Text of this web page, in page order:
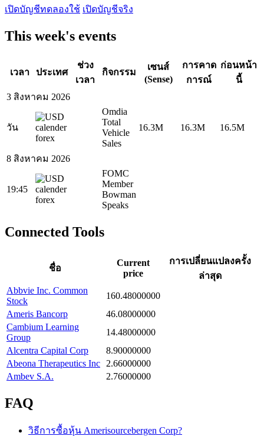
เปิดบัญชีทดลองใช้ เปิดบัญชีจริง
This week's events
เวลา ประเทศ
ช่วง
เวลา
กิจกรรม
เซนส์
(Sense)
การคาด
การณ์
ก่อนหน้า
นี้
3 สิงหาคม 2026
วัน
Omdia
Total
Vehicle
Sales
16.3M 16.3M 16.5M
8 สิงหาคม 2026
19:45
FOMC
Member
Bowman
Speaks
Connected Tools
ชื่อ
Current
price
การเปลี่ยนแปลงครั้ง
ล่าสุด
Abbvie Inc. Common
Stock
160.48000000
Ameris Bancorp
46.08000000
Cambium Learning
Group
14.48000000
Alcentra Capital Corp
8.90000000
Abeona Therapeutics Inc
2.66000000
Ambev S.A.
2.76000000
FAQ
วิธีการซื้อหุ้น Amerisourcebergen Corp?